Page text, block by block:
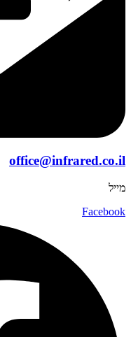
office@infrared.co.il
מייל
Facebook